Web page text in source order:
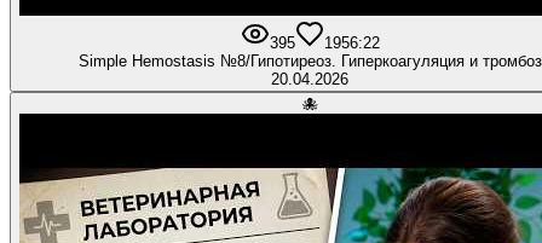
395 1956:22
Simple Hemostasis №8/Гипотиреоз. Гиперкоагуляция и тромбоз
20.04.2026
🐙